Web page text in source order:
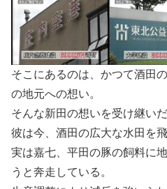
そこにあるのは、かつて酒田
の地元への想い。
そんな新田の想いを受け継い
彼は今、酒田の広大な水田を
実は嘉七、平田の豚の飼料に
うと奔走している。